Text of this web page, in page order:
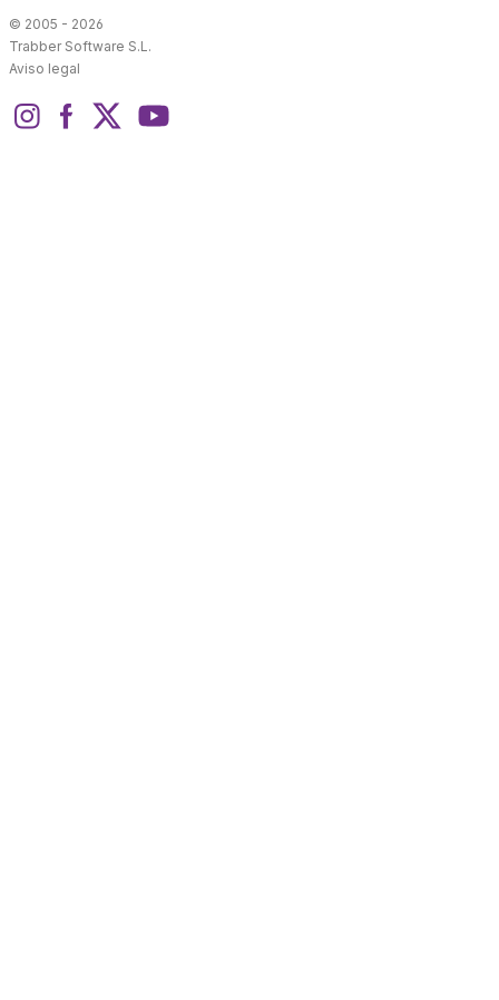
© 2005 - 2026
Trabber Software S.L.
Aviso legal